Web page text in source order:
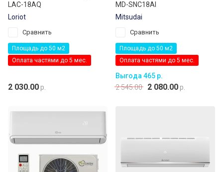
LAC-18AQ
Loriot
Сравнить
Площадь до 50 м2
Оплата частями до 5 мес.
2 030.00 р.
MD-SNC18AI
Mitsudai
Сравнить
Площадь до 50 м2
Оплата частями до 5 мес.
Выгода 465 р.
2 545.00
2 080.00 р.